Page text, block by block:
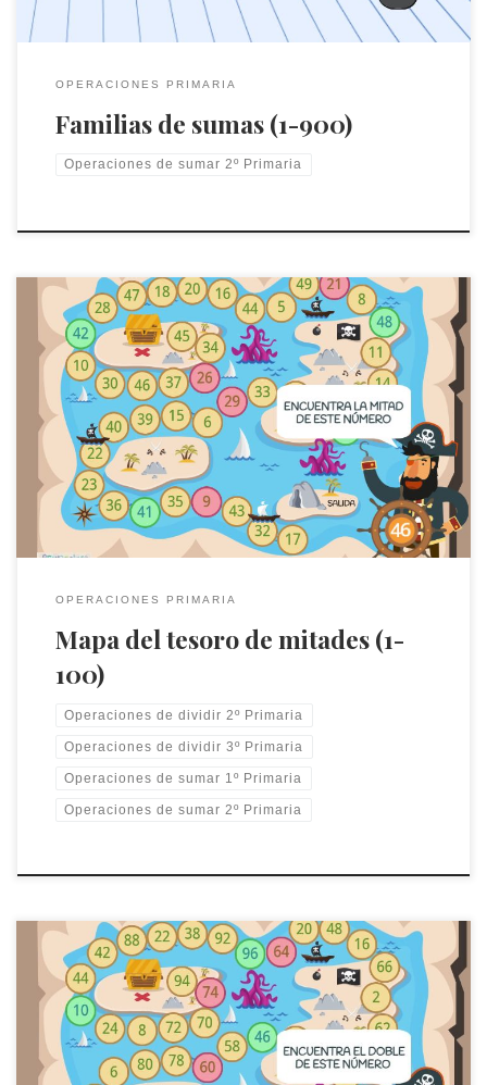
OPERACIONES PRIMARIA
Familias de sumas (1-900)
Operaciones de sumar 2º Primaria
En este juego se trabaja calcular la mitad de un número
OPERACIONES PRIMARIA
Mapa del tesoro de mitades (1-
100)
Operaciones de dividir 2º Primaria
Operaciones de dividir 3º Primaria
Operaciones de sumar 1º Primaria
Operaciones de sumar 2º Primaria
En este juego se trabaja calcular el doble de un número